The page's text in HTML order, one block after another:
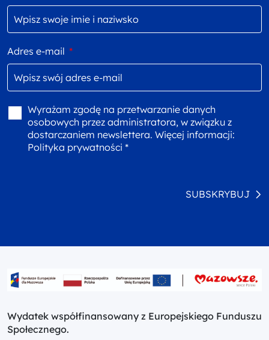
Adres e-mail *
Wyrażam zgodę na przetwarzanie danych
osobowych przez administratora, w związku z
dostarczaniem newslettera. Więcej informacji:
Polityka prywatności *
SUBSKRYBUJ
Wydatek współfinansowany z Europejskiego Funduszu
Społecznego.